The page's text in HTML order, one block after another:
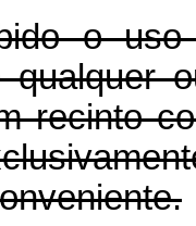
o uso
recinto